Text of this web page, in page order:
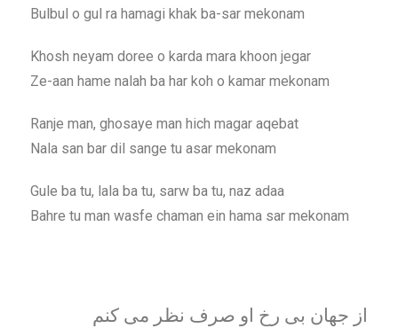
Bulbul o gul ra hamagi khak ba-sar mekonam
Khosh neyam doree o karda mara khoon jegar
Ze-aan hame nalah ba har koh o kamar mekonam
Ranje man, ghosaye man hich magar aqebat
Nala san bar dil sange tu asar mekonam
Gule ba tu, lala ba tu, sarw ba tu, naz adaa
Bahre tu man wasfe chaman ein hama sar mekonam
از جهان بی رخ او صرف نظر می کنم